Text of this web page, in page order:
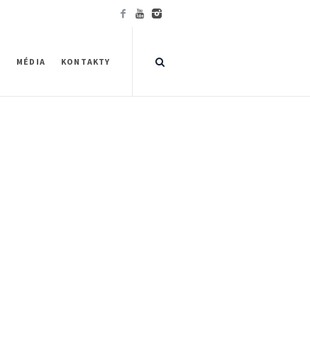
MÉDIA KONTAKTY